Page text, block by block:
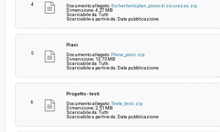
4
Documento allegato: Sicherheitsplan_piano di sicurezza.zip
Dimensione: 4.27 MB
Scaricabile da: Tutti
Scaricabile a partire da: Data pubblicazione
5
Piani
Documento allegato: Pläne_piani.zip
Dimensione: 13.73 MB
Scaricabile da: Tutti
Scaricabile a partire da: Data pubblicazione
6
Progetto - testi
Documento allegato:Texte_testi.zip
Dimensione: 2.51 MB
Scaricabile da: Tutti
Scaricabile a partire da: Data pubblicazione